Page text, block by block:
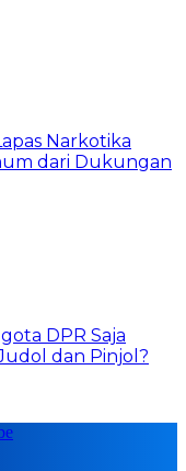
Narkotika
dari Dukungan
DPR Saja
dan Pinjol?